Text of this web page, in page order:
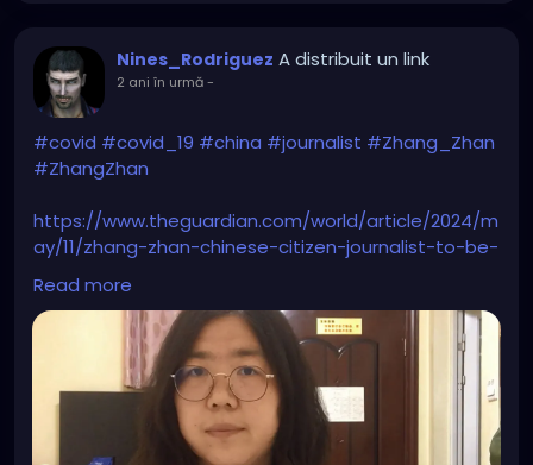
Nines_Rodriguez A distribuit un link
2 ani în urmă-
#covid #covid_19 #china #journalist #Zhang_Zhan
#ZhangZhan
https://www.theguardian.com/world/article/2024/m
ay/11/zhang-zhan-chinese-citizen-journalist-to-be-
freed-covid-wuhan-pandemic
Read more